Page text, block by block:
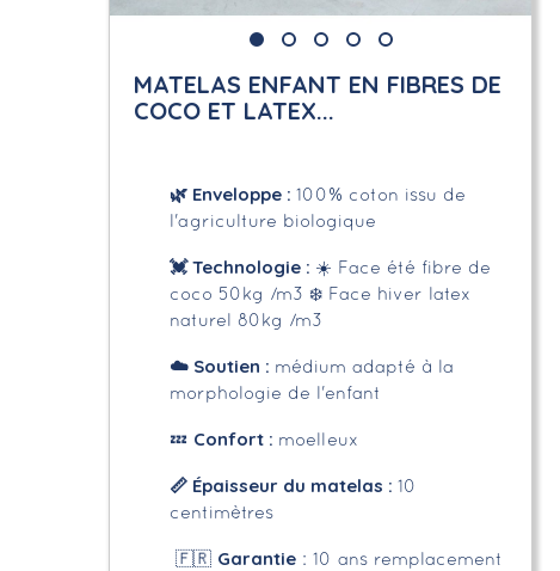
MATELAS ENFANT EN FIBRES DE
COCO ET LATEX...
🌿 Enveloppe :100% coton issu de
l'agriculture biologique
💓 Technologie : ☀️ Face été fibre de
coco 50kg /m3 ❄️ Face hiver latex
naturel 80kg /m3
☁️ Soutien : médium adapté à la
morphologie de l'enfant
💤 Confort : moelleux
📏 Épaisseur du matelas :10
centimètres
🇫🇷 Garantie : 10 ans remplacement